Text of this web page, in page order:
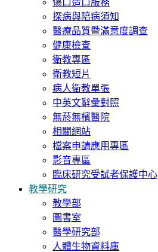
傷口造口服務
探病與陪病須知
醫療品質暨滿意度調查
健康檢查
衛教專區
衛教短片
病人衛教單張
中英文辭彙對照
無菸無檳醫院
相關網站
檔案申請應用專區
影音專區
臨床研究受試者保護中心
教學研究
教學部
圖書室
醫學研究部
人體生物資料庫